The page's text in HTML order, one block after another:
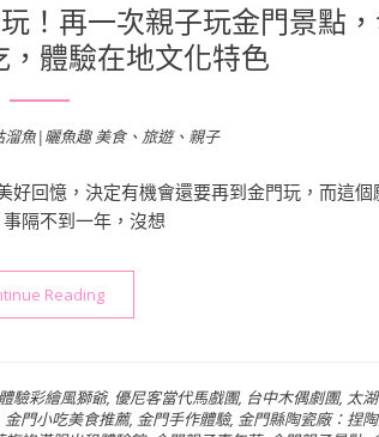
！再一次親子玩金門景點
體驗在地文化特色
溜魚|曬魚趣 美食、旅遊、親子
好回憶，決定有機會還要再到金門玩，而這個
隔不到一年，沒想
Reading“2023金門親子嘉年華超好玩！再一次
驗彩繪風獅爺, 優尼客當代馬戲團, 台中木偶劇團, 太
金門小吃美食推薦, 金門手作體驗, 金門縣陶瓷廠：捏